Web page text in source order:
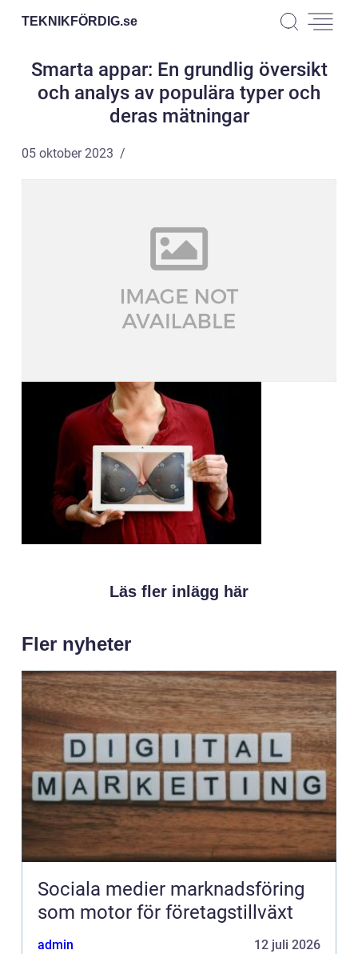
TEKNIKFÖRDIG.se
Smarta appar: En grundlig översikt
och analys av populära typer och
deras mätningar
05 oktober 2023
Läs fler inlägg här
Fler nyheter
Sociala medier marknadsföring
som motor för företagstillväxt
admin 12 juli 2026